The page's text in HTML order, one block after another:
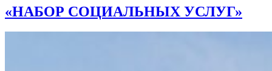
«НАБОР СОЦИАЛЬНЫХ УСЛУГ»